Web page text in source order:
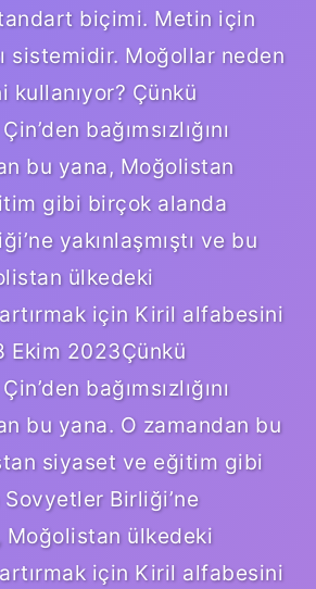
biçimi. Metin için
sistemidir. Moğollar neden
kullanıyor? Çünkü
bağımsızlığını
bu yana, Moğolistan
gibi birçok alanda
yakınlaşmıştı ve bu
ülkedeki
artırmak için Kiril alfabesini
Ekim 2023Çünkü
bağımsızlığını
bu yana. O zamandan bu
siyaset ve eğitim gibi
Birliği’ne
Moğolistan ülkedeki
artırmak için Kiril alfabesini